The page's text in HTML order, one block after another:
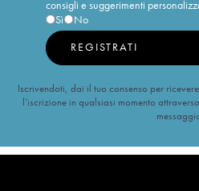
consigli e suggerimenti
Sì
No
REGISTRATI
Iscrivendoti, dai il tuo consenso per
l’iscrizione in qualsiasi momento